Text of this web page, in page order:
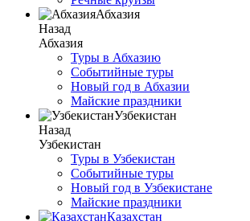
Абхазия
Назад
Абхазия
Туры в Абхазию
Событийные туры
Новый год в Абхазии
Майские праздники
Узбекистан
Назад
Узбекистан
Туры в Узбекистан
Событийные туры
Новый год в Узбекистане
Майские праздники
Казахстан